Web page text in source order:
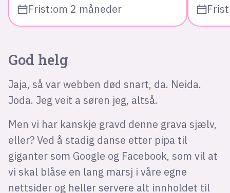
Frist:om 2 måneder
God helg
Jaja, så var webben død snart, da. Neida.
Joda. Jeg veit a søren jeg, altså.
Men vi har kanskje gravd denne grava sjælv,
eller? Ved å stadig danse etter pipa til
giganter som Google og Facebook, som vil at
vi skal blåse en lang marsj i våre egne
nettsider og heller servere alt innholdet til